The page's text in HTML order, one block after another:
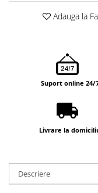
Adauga la
Suport online 24/
Livrare la
Descriere